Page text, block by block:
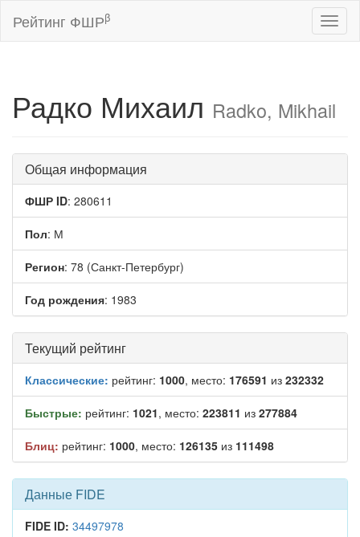
Рейтинг ФШРβ
Радко Михаил Radko, Mikhail
Общая информация
ФШР ID: 280611
Пол: М
Регион: 78 (Санкт-Петербург)
Год рождения: 1983
Текущий рейтинг
Классические: рейтинг: 1000, место: 176591 из 232332
Быстрые: рейтинг: 1021, место: 223811 из 277884
Блиц: рейтинг: 1000, место: 126135 из 111498
Данные FIDE
FIDE ID: 34497978